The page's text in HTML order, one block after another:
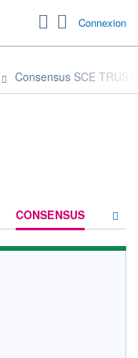
Connexion
Consensus SCE TRUST
CONSENSUS